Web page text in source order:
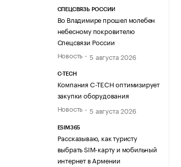
СПЕЦСВЯЗЬ РОССИИ
Во Владимире прошел молебен
небесному покровителю
Спецсвязи России
Новость
5 августа 2026
C-TECH
Компания C-TECH оптимизирует
закупки оборудования
Новость
5 августа 2026
ESIM365
Рассказываю, как туристу
выбрать SIM-карту и мобильный
интернет в Армении